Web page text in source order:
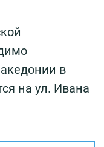
в
на ул. Ивана